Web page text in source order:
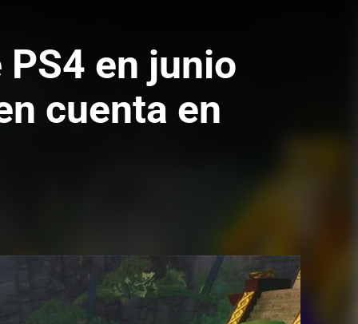
en junio
cuenta en